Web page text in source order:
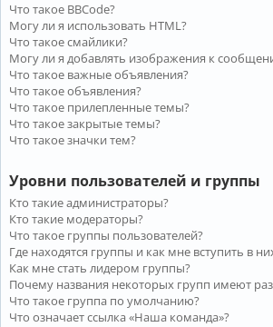
Что такое BBCode?
Могу ли я использовать HTML?
Что такое смайлики?
Могу ли я добавлять изображения к
Что такое важные объявления?
Что такое объявления?
Что такое прилепленные темы?
Что такое закрытые темы?
Что такое значки тем?
Уровни пользователей и группы
Кто такие администраторы?
Кто такие модераторы?
Что такое группы пользователей?
Где находятся группы и как мне вступить в
Как мне стать лидером группы?
Почему названия некоторых групп имеют
Что такое группа по умолчанию?
Что означает ссылка «Наша команда»?